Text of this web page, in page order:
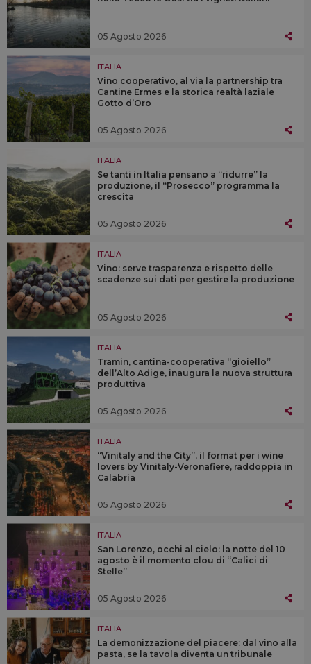
05 Agosto 2026
ITALIA
Vino cooperativo, al via la partnership tra
Cantine Ermes e la storica realtà laziale
Gotto d’Oro
05 Agosto 2026
ITALIA
Se tanti in Italia pensano a “ridurre” la
produzione, il “Prosecco” programma la
crescita
05 Agosto 2026
ITALIA
Vino: serve trasparenza e rispetto delle
scadenze sui dati per gestire la produzione
05 Agosto 2026
ITALIA
Tramin, cantina-cooperativa “gioiello”
dell’Alto Adige, inaugura la nuova struttura
produttiva
05 Agosto 2026
ITALIA
“Vinitaly and the City”, il format per i wine
lovers by Vinitaly-Veronafiere, raddoppia in
Calabria
05 Agosto 2026
ITALIA
San Lorenzo, occhi al cielo: la notte del 10
agosto è il momento clou di “Calici di
Stelle”
05 Agosto 2026
ITALIA
La demonizzazione del piacere: dal vino alla
pasta, se la tavola diventa un tribunale